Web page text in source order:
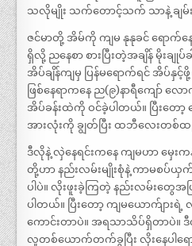
သလိုမျိုး သက်တောင့်သက် သာနဲ့ ချမ်း
ဇင်မာတို့ အိမ်ကို ကျမ နုနုခင် ရောက်
ရှိလို့ ညနေစာ စားပြီးတဲ့အချိန် မိုးခ
အိပ်ချိန်ကျမှ ပြန်မရောက်ရင် အိပ်နှ
ဖြစ်နေရာကနေ ည(၉)နာရီကျော်
အိပ်ခန်းထဲကို ဝင်ခဲ့ပါတယ်။ ပြီးတေ
အားလုံးကို ချွတ်ပြီး ထဘီလေးတစ်ထ
ဒီလိုနဲ့ လှဲနေရင်းကနေ ကျမဟာ မှေးက
တို့ဟာ နည်းလမ်းမျိုးစုံနဲ့ ကာမစ
ပါပဲ။ လိုးဖူးခဲ့ကြတဲ့ နည်းလမ်းတွေအ
ပါတယ်။ ပြီးတော့ ကျမယောက်ျာ
ကောင်းတာပဲ။ အရသာသိပ်ရှိတာပဲ။
လူတစ်ယောက်တက်ခွပြီး လိုးနေပါရေ